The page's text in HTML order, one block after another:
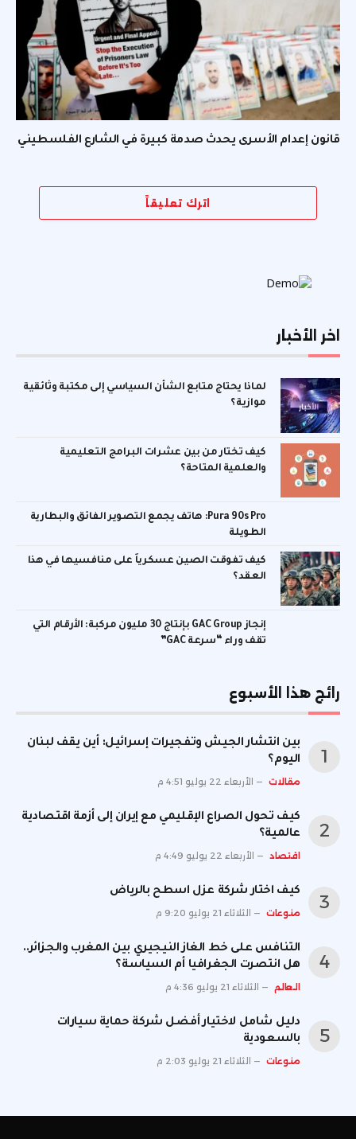
قانون إعدام الأسرى يحدث صدمة كبيرة في الشارع الفلسطيني
اترك تعليقاً
اخر الأخبار
لماذا يحتاج متابع الشأن السياسي إلى مكتبة وثائقية
موازية؟
كيف تختار من بين عشرات البرامج التعليمية
والعلمية المتاحة؟
Pura 90s Pro: هاتف يجمع التصوير الفائق والبطارية
الطويلة
كيف تفوقت الصين عسكرياً على منافسيها في هذا
العقد؟
إنجاز GAC Group بإنتاج 30 مليون مركبة: الأرقام التي
تقف وراء “سرعة GAC”
رائج هذا الأسبوع
بين انتشار الجيش وتفجيرات إسرائيل: أين يقف لبنان
اليوم؟
مقالات الأربعاء 22 يوليو 4:51 م
كيف تحول الصراع الإقليمي مع إيران إلى أزمة اقتصادية
عالمية؟
اقتصاد الأربعاء 22 يوليو 4:49 م
كيف اختار شركة عزل اسطح بالرياض
منوعات الثلاثاء 21 يوليو 9:20 م
التنافس على خط الغاز النيجيري بين المغرب والجزائر..
هل انتصرت الجغرافيا أم السياسة؟
العالم الثلاثاء 21 يوليو 4:36 م
دليل شامل لاختيار أفضل شركة حماية سيارات
بالسعودية
منوعات الثلاثاء 21 يوليو 2:03 م